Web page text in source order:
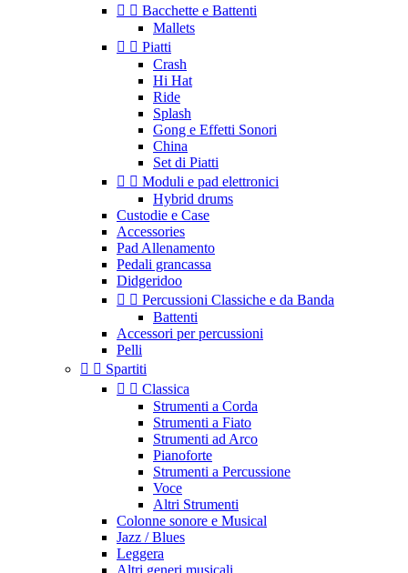
  Bacchette e Battenti
Mallets
  Piatti
Crash
Hi Hat
Ride
Splash
Gong e Effetti Sonori
China
Set di Piatti
  Moduli e pad elettronici
Hybrid drums
Custodie e Case
Accessories
Pad Allenamento
Pedali grancassa
Didgeridoo
  Percussioni Classiche e da Banda
Battenti
Accessori per percussioni
Pelli
  Spartiti
  Classica
Strumenti a Corda
Strumenti a Fiato
Strumenti ad Arco
Pianoforte
Strumenti a Percussione
Voce
Altri Strumenti
Colonne sonore e Musical
Jazz / Blues
Leggera
Altri generi musicali